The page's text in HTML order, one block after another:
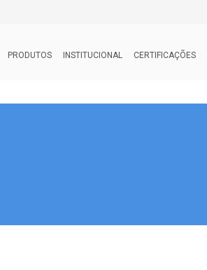
PRODUTOS INSTITUCIONAL CERTIFICAÇÕES